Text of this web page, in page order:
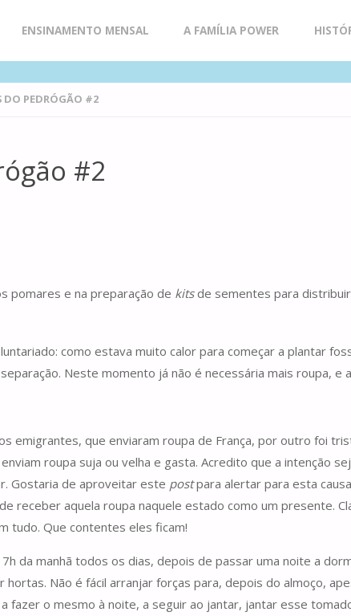
to
content
ENSINAMENTO MENSAL A FAMÍLIA POWER
DO PEDRÓGÃO #2
#2
pomares e na preparação de kitsde sementes para
como estava muito calor para começar a plantar
Neste momento já não é necessária mais roupa, e
emigrantes, que enviaram roupa de França, por outro foi
roupa suja ou velha e gasta. Acredito que a intenção
Gostaria de aproveitar este postpara alertar para esta
receber aquela roupa naquele estado como um presente.
tudo. Que contentes eles ficam!
da manhã todos os dias, depois de passar uma noite a
Não é fácil arranjar forças para, depois do almoço,
fazer o mesmo à noite, a seguir ao jantar, jantar esse